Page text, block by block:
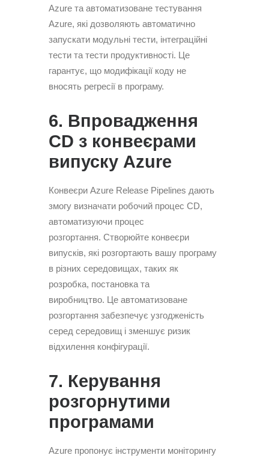
Azure та автоматизоване тестування
Azure, які дозволяють автоматично
запускати модульні тести, інтеграційні
тести та тести продуктивності. Це
гарантує, що модифікації коду не
вносять регресії в програму.
6. Впровадження
CD з конвеєрами
випуску Azure
Конвеєри Azure Release Pipelines дають
змогу визначати робочий процес CD,
автоматизуючи процес
розгортання. Створюйте конвеєри
випусків, які розгортають вашу програму
в різних середовищах, таких як
розробка, постановка та
виробництво. Це автоматизоване
розгортання забезпечує узгодженість
серед середовищ і зменшує ризик
відхилення конфігурації.
7. Керування
розгорнутими
програмами
Azure пропонує інструменти моніторингу